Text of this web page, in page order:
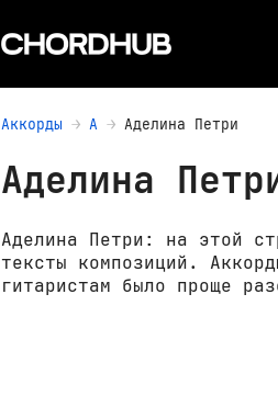
Аккорды А Аделина Петри
Аделина
Аделина Петри: на этой
тексты композиций.
гитаристам было проще